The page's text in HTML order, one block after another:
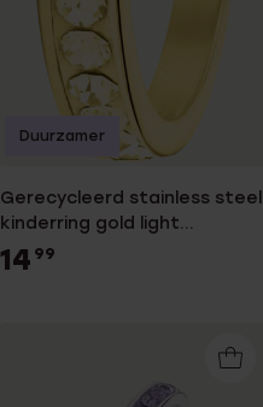
Gerecycleerd stainless steel
kinderring gold light
colorado kristal
14 99
Duurzamer